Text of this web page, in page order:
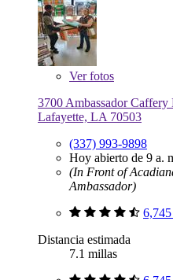
Verfotos
3700 Ambassador Caffery
Lafayette, LA 70503
(337) 993-9898
Hoy abierto de 9 a.
(In Front of
Ambassador)
Distancia estimada
7.1 millas